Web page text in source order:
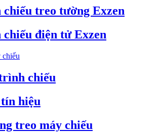
chiếu treo tường Exzen
chiếu điện tử Exzen
chiếu
chiếu
hiệu
treo máy chiếu